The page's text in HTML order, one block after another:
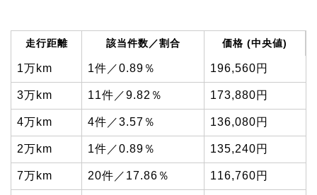
走行距離 該当件数／割合 価格 (中央値)
1万km 1件／0.89％ 196,560円
3万km 11件／9.82％ 173,880円
4万km 4件／3.57％ 136,080円
2万km 1件／0.89％ 135,240円
7万km 20件／17.86％ 116,760円